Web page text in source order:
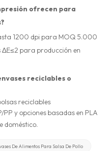
ofrecen para
1200 dpi para MOQ 5.000
para producción en
reciclables o
reciclables
y opciones basadas en PLA
doméstico.
De Alimentos Para Salsa De Pollo